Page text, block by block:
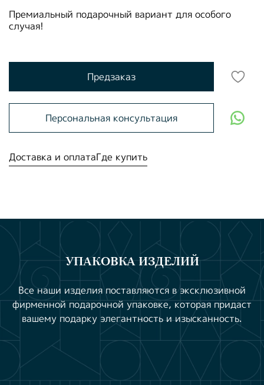
Премиальный подарочный вариант для особого
случая!
Предзаказ
Персональная консультация
Доставка и оплатаГде купить
УПАКОВКА ИЗДЕЛИЙ
Все наши изделия поставляются в эксклюзивной
фирменной подарочной упаковке, которая придаст
вашему подарку элегантность и изысканность.